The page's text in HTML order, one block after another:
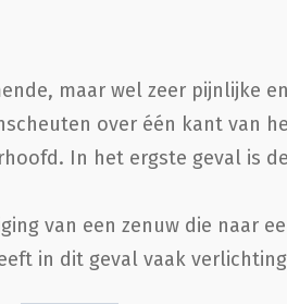
maar wel zeer pijnlijke
over één kant van
In het ergste geval is
van een zenuw die naar
in dit geval vaak